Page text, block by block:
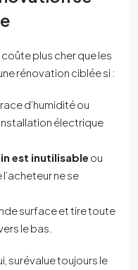
coûte plus cher que les
rénovation ciblée si :
d’humidité ou
électrique
est inutilisable ou
ne se
surface et tire toute
le bas.
surévalue toujours le